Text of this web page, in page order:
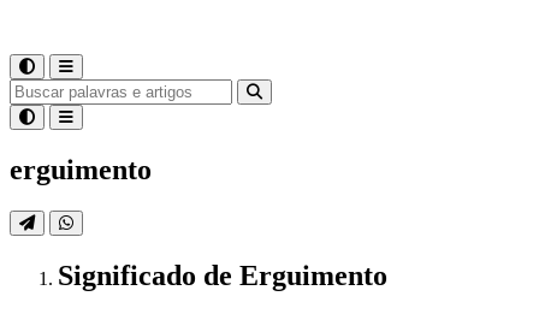
erguimento
Significado de Erguimento